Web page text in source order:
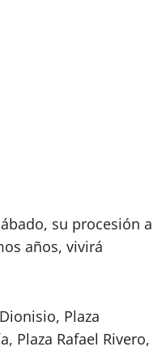
su procesión a
años, vivirá
Plaza
Plaza Rafael Rivero,